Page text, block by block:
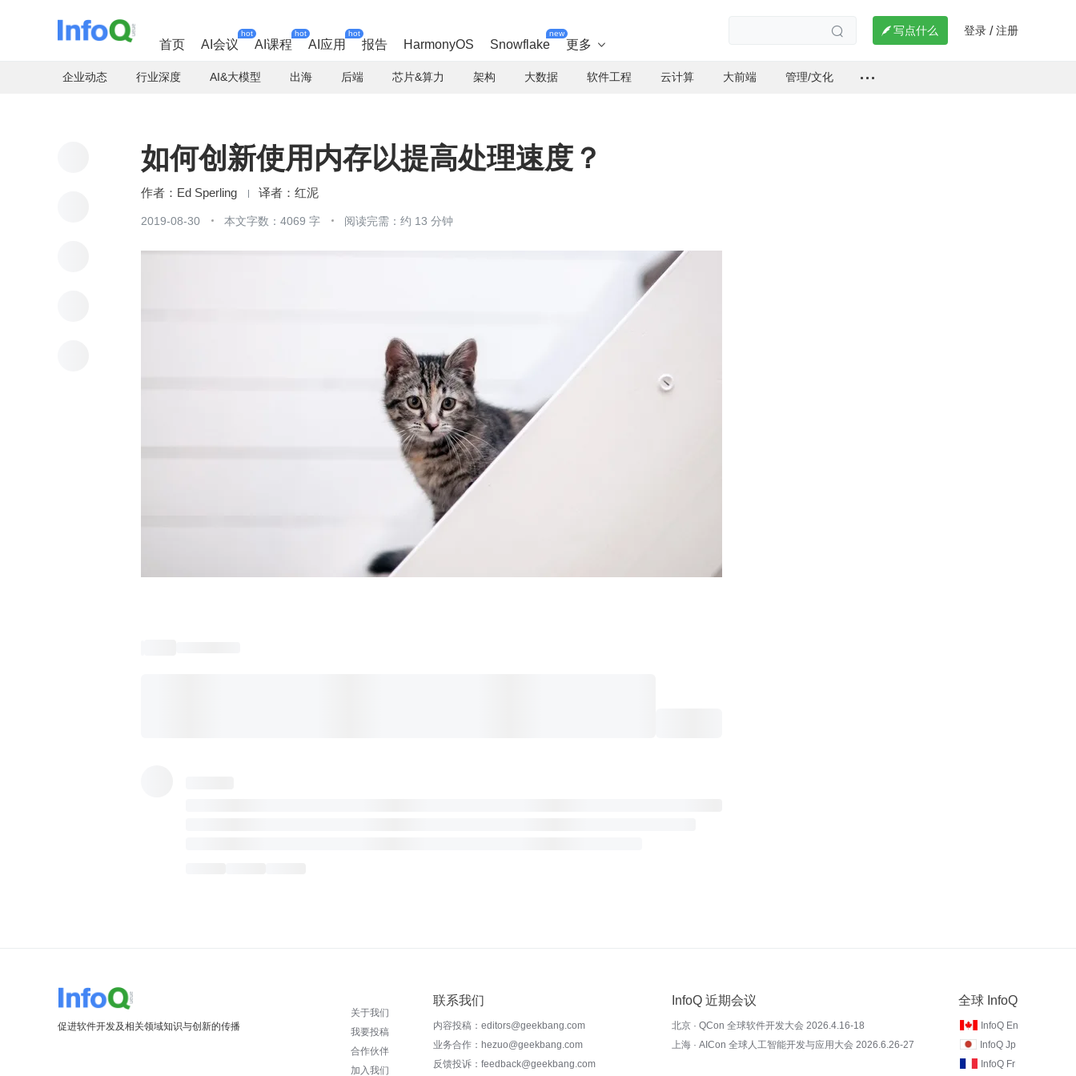
首页 AI会议
hot
AI课程
hot
AI应用
hot
报告 HarmonyOS Snowflake
new
更多 
  写点什么 登录 / 注册
企业动态 行业深度 AI&大模型 出海 后端 芯片&算力 架构 大数据 软件工程 云计算 大前端 管理/文化
如何创新使用内存以提高处理速度？
Ed Sperling 红泥
2019-08-30 本文字数：4069 字 阅读完需：约 13 分钟
促进软件开发及相关领域知识与创新的传播
关于我们
我要投稿
合作伙伴
加入我们
联系我们
内容投稿：editors@geekbang.com
业务合作：hezuo@geekbang.com
反馈投诉：feedback@geekbang.com
InfoQ 近期会议
北京 · QCon 全球软件开发大会 2026.4.16-18
上海 · AICon 全球人工智能开发与应用大会 2026.6.26-27
全球 InfoQ
InfoQ En
InfoQ Jp
InfoQ Fr